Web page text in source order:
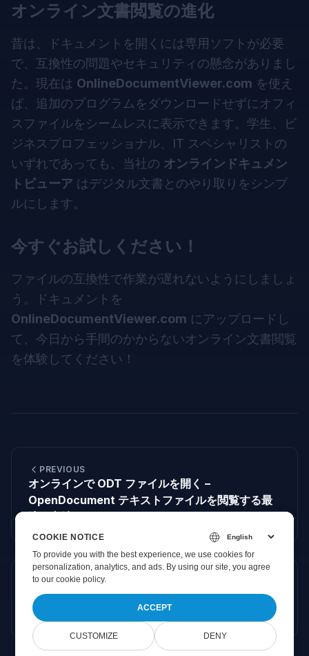
オンライン文書閲覧の進化
昔は、ドキュメントを開くには専用ソフトが必要
で、互換性の問題やセキュリティの懸念がありまし
た。現在は OnlineDocumentViewer.com を使え
ば、追加のプログラムをダウンロードせずにオフィ
スファイルをシームレスに表示できます。学生、ビ
ジネスプロフェッショナル、IT スペシャリストの
いずれであっても、当社の オンラインドキュメン
トビューア はデジタル文書とのやり取りをシンプ
ルにします。
今すぐお試しください！
ファイルの互換性で作業が遅れないようにしましょ
う。ドキュメントを
OnlineDocumentViewer.com にアップロードし
て、今日から手間のかからないオンライン文書閲覧
を体験してください！
PREVIOUS
オンラインで ODT ファイルを開く –
OpenDocument テキストファイルを閲覧する最
Online Document Viewerで体感する超高速PDF
閲覧
COOKIE NOTICE
To provide you with the best experience, we use cookies for
personalization, analytics, and ads. By using our site, you agree
toour cookie policy.
ACCEPT
CUSTOMIZE DENY